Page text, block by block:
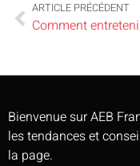
ARTICLE PRÉCÉDENT
Bienvenue sur AEB
les tendances et
la page.